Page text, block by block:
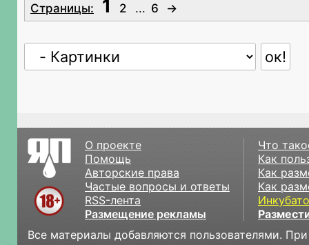
Страницы: 1 2 ... 6 →
О проекте
Помощь
Авторские права
Частые вопросы и ответы
RSS-лента
Размещение рекламы
Что
Как
Как
Как
Все материалы добавляются пользователями.